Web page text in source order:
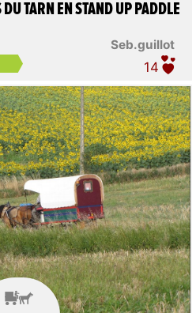
Seb.guillot
DU TARN EN STAND UP PADDLE
14
